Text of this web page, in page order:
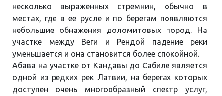
несколько выраженных стремнин, обычно в
местах, где в ее русле и по берегам появляются
небольшие обнажения доломитовых пород. На
участке между Веги и Рендой падение реки
уменьшается и она становится более спокойной.
Абава на участке от Кандавы до Сабиле является
одной из редких рек Латвии, на берегах которых
доступен очень многообразный спектр услуг,